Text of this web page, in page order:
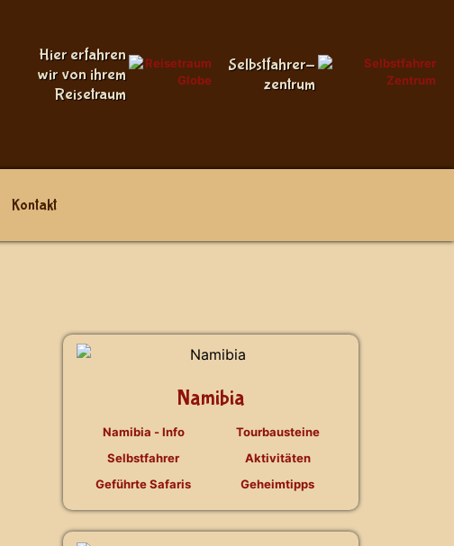
Hier erfahren
wir von ihrem
Reisetraum
Selbstfahrer-
zentrum
Kontakt
Namibia
Namibia - Info
Selbstfahrer
Geführte Safaris
Tourbausteine
Aktivitäten
Geheimtipps